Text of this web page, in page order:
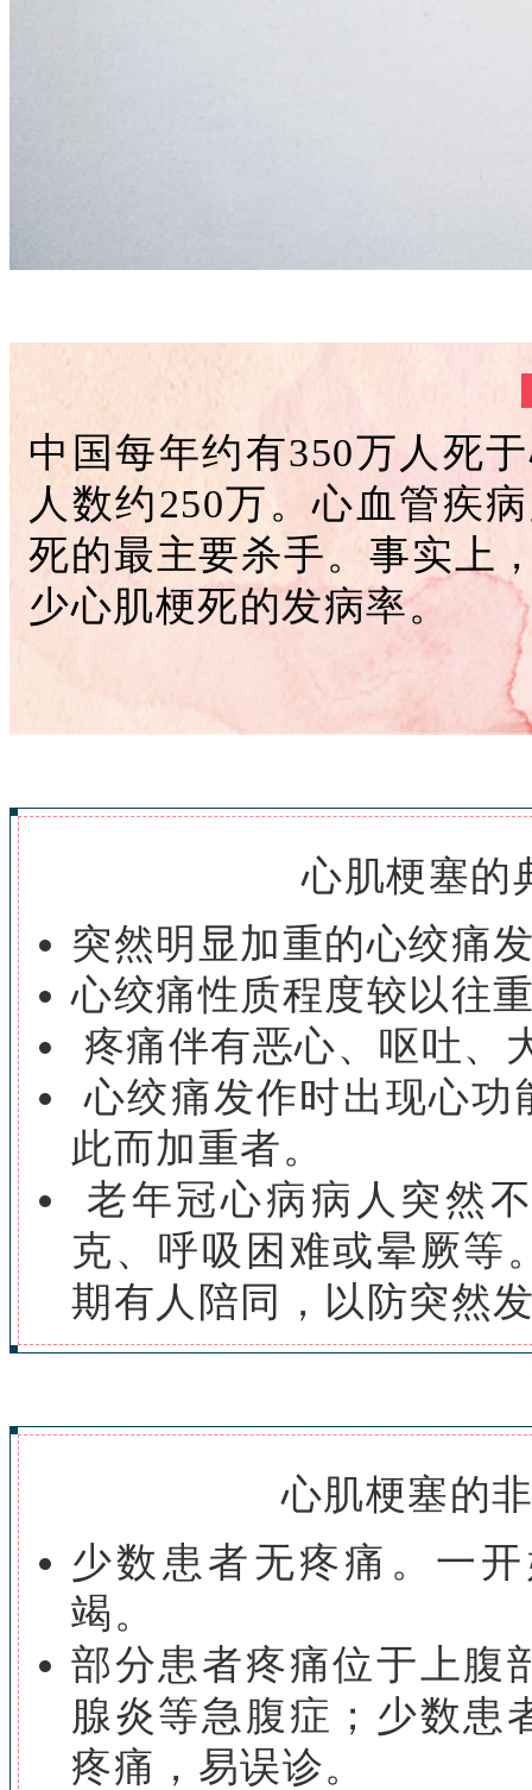
中国每年约有350万人死
人数约250万。心血管疾
死的最主要杀手。事实上
少心肌梗死的发病率。
心肌梗塞的
突然明显加重的心绞痛
心绞痛性质程度较以往
疼痛伴有恶心、呕吐、
心绞痛发作时出现心功
此而加重者。
老年冠心病病人突然
克、呼吸困难或晕厥等
期有人陪同，以防突然
心肌梗塞的
少数患者无疼痛。一
竭。
部分患者疼痛位于上腹
腺炎等急腹症；少数患
疼痛，易误诊。